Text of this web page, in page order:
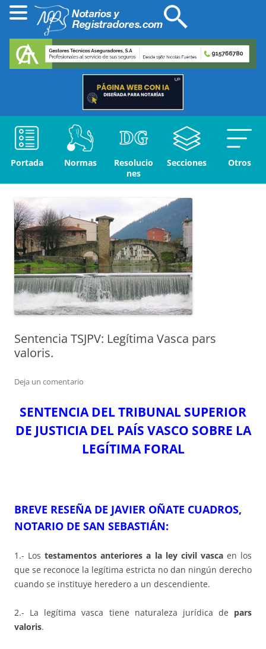
Portada Normas
Resolucio
nes
Secciones Otros
Sentencia TSJPV: Legítima Vasca pars
valoris.
Deja un comentario
SENTENCIA DEL TRIBUNAL SUPERIOR
DE JUSTICIA DEL PAÍS VASCO SOBRE LA
LEGÍTIMA FORAL
BREVE RESEÑA DE JAVIER OÑATE CUADROS,
NOTARIO DE SAN SEBASTIÁN:
1.- Lostestamentos anteriores a la ley civil vascaen los
que se reconoce la legítima estricta no dan ningún derecho
cuando se instituye heredero a un descendiente.
2.- La legítima vasca tiene naturaleza jurídica de pars
valoris.